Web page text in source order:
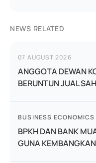
NEWS RELATED
07 AUGUST 2026
ANGGOTA DEWAN
BERUNTUN JUAL
BUSINESS ECONOMICS
BPKH DAN BANK
GUNA